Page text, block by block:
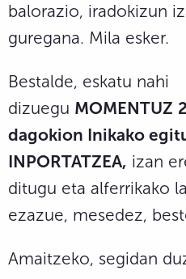
balorazio, iradokizun
guregana. Mila esker.
Bestalde, eskatu nahi
dizuegu MOMENTUZ
dagokion Inikako
INPORTATZEA, izan
ditugu eta alferrikako
ezazue, mesedez,
Amaitzeko, segidan